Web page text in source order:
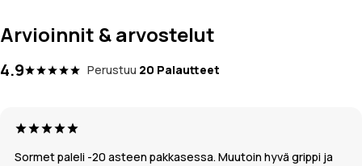
Arvioinnit & arvostelut
4.9 Perustuu 20 Palautteet
Sormet paleli -20 asteen pakkasessa. Muutoin hyvä grippi ja